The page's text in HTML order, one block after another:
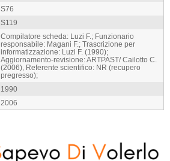
S76
S119
Compilatore scheda: Luzi F.; Funzionario
responsabile: Magani F.; Trascrizione per
informatizzazione: Luzi F. (1990);
Aggiornamento-revisione: ARTPAST/ Cailotto C.
(2006), Referente scientifico: NR (recupero
pregresso);
1990
2006